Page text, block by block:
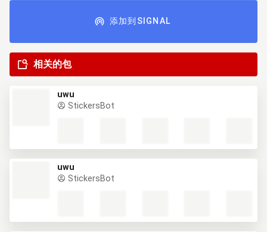
添加到SIGNAL
相关的包
uwu
StickersBot
uwu
StickersBot